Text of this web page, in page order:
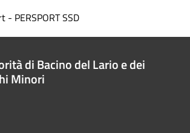
- PERSPORT SSD
di Bacino del Lario e dei
Minori